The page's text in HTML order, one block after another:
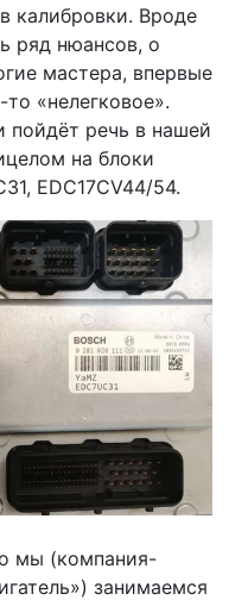
калибровки. Вроде
ряд нюансов, о
мастера, впервые
«нелегковое».
пойдёт речь в нашей
на блоки
EDC17CV44/54.
мы (компания-
занимаемся